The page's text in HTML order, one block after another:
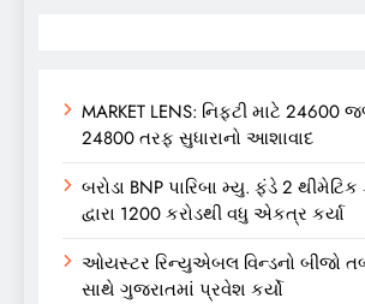
MARKET LENS: નિફ્ટી માટે 24600
24800 તરફ સુધારાનો આશાવાદ
બરોડા BNP પારિબા મ્યુ. ફંડે 2
દ્વારા 1200 કરોડથી વધુ એકત્ર કર્યા
ઓયસ્ટર રિન્યુએબલ વિન્ડનો બીજો
સાથે ગુજરાતમાં પ્રવેશ કર્યો